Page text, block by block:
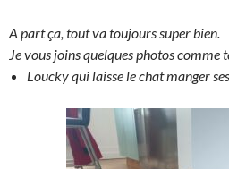
A part ça, tout va toujours super bien.
Je vous joins quelques photos comme
Loucky qui laisse le chat manger